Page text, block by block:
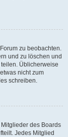
zu beobachten.
und zu löschen und
Üblicherweise
nicht zum
schreiben.
des Boards
Jedes Mitglied